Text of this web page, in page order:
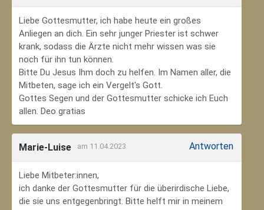
Liebe Gottesmutter, ich habe heute ein großes
Anliegen an dich. Ein sehr junger Priester ist schwer
krank, sodass die Ärzte nicht mehr wissen was sie
noch für ihn tun können.
Bitte Du Jesus Ihm doch zu helfen. Im Namen aller, die
Mitbeten, sage ich ein Vergelt's Gott.
Gottes Segen und der Gottesmutter schicke ich Euch
allen. Deo gratias
Marie-Luise am 11.04.2023 Antworten
Liebe Mitbeter:innen,
ich danke der Gottesmutter für die überirdische Liebe,
die sie uns entgegenbringt. Bitte helft mir in meinem